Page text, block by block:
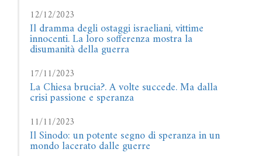
12/12/2023
Il dramma degli ostaggi israeliani, vittime
innocenti. La loro sofferenza mostra la
disumanità della guerra
17/11/2023
La Chiesa brucia?. A volte succede. Ma dalla
crisi passione e speranza
11/11/2023
Il Sinodo: un potente segno di speranza in un
mondo lacerato dalle guerre